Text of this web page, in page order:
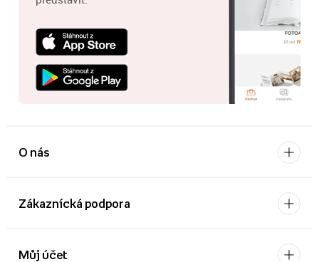
O nás
Zákaznícká podpora
Můj účet